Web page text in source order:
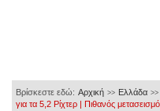
Βρίσκεστε εδώ: Αρχική >> Ελλάδα >>
για τα 5,2 Ρίχτερ | Πιθανός